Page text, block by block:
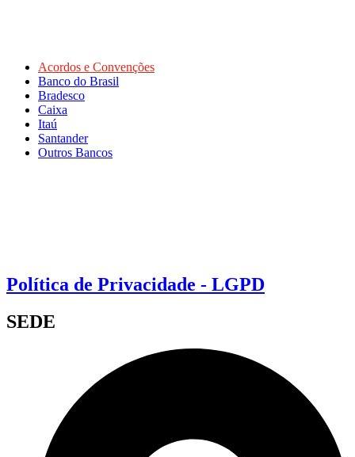
Acordos e Convenções
Banco do Brasil
Bradesco
Caixa
Itaú
Santander
Outros Bancos
Política de Privacidade - LGPD
SEDE